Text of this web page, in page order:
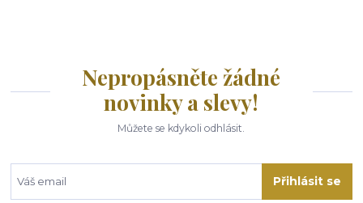
Nepropásněte žádné
novinky a slevy!
Můžete se kdykoli odhlásit.
Přihlásit se